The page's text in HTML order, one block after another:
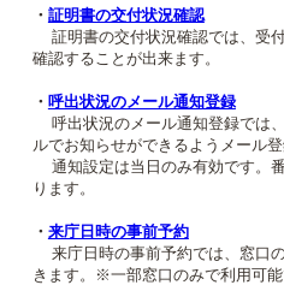
本サイトのご利用案内
・ 証明書の交付状況確認
証明書の交付状況確認では、受
確認することが出来ます。
・ 呼出状況のメール通知登録
呼出状況のメール通知登録では
ルでお知らせができるようメール
通知設定は当日のみ有効です。
ります。
・ 来庁日時の事前予約
来庁日時の事前予約では、窓口
きます。※一部窓口のみで利用可能